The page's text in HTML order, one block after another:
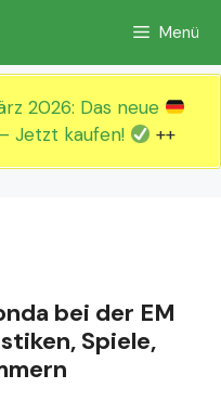
Menü
2026: Das neue
Jetzt kaufen! ++
bei der EM
Spiele,